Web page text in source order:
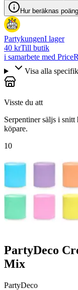
Hur beräknas
PartykungenI lager
40 krTill butik
i samarbete med
Visa alla
Visste du att
Serpentiner säljs i
köpare.
10
PartyDeco
Mix
PartyDeco